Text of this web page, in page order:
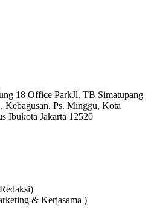
18 Office ParkJl. TB Simatupang
Ps. Minggu, Kota
Ibukota Jakarta 12520
& Kerjasama )